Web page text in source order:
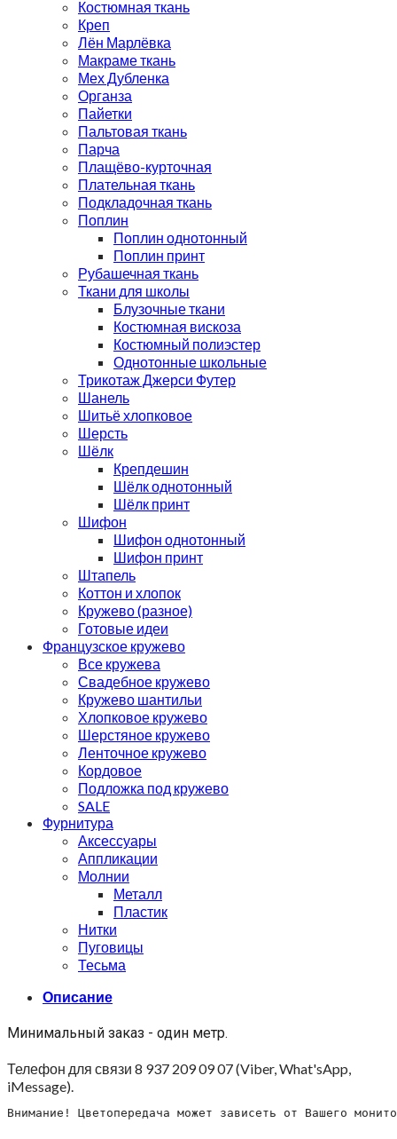
Костюмная ткань
Креп
Лён Марлёвка
Макраме ткань
Мех Дубленка
Органза
Пайетки
Пальтовая ткань
Парча
Плащёво-курточная
Плательная ткань
Подкладочная ткань
Поплин
Поплин однотонный
Поплин принт
Рубашечная ткань
Ткани для школы
Блузочные ткани
Костюмная вискоза
Костюмный полиэстер
Однотонные школьные
Трикотаж Джерси Футер
Шанель
Шитьё хлопковое
Шерсть
Шёлк
Крепдешин
Шёлк однотонный
Шёлк принт
Шифон
Шифон однотонный
Шифон принт
Штапель
Коттон и хлопок
Кружево (разное)
Готовые идеи
Французское кружево
Все кружева
Свадебное кружево
Кружево шантильи
Хлопковое кружево
Шерстяное кружево
Ленточное кружево
Кордовое
Подложка под кружево
SALE
Фурнитура
Аксессуары
Аппликации
Молнии
Металл
Пластик
Нитки
Пуговицы
Тесьма
Описание
Минимальный заказ - один метр.
Телефон для связи 8 937 209 09 07 (Viber, What'sApp,
iMessage).
Внимание! Цветопередача может зависеть от Вашего